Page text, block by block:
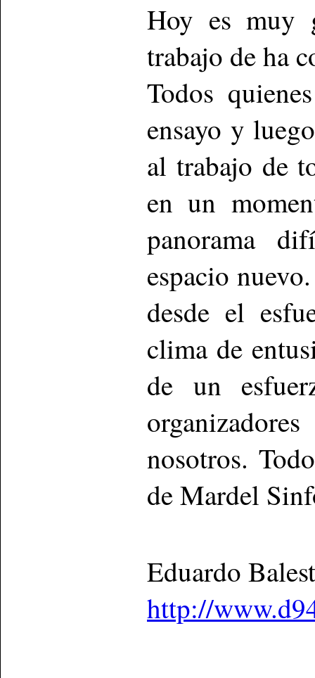
Hoy es muy
trabajo de ha
Todos
ensayo y
al trabajo de
en un
panorama
espacio
desde el
clima de
de un
nosotros.
de Mardel
Eduardo
http://